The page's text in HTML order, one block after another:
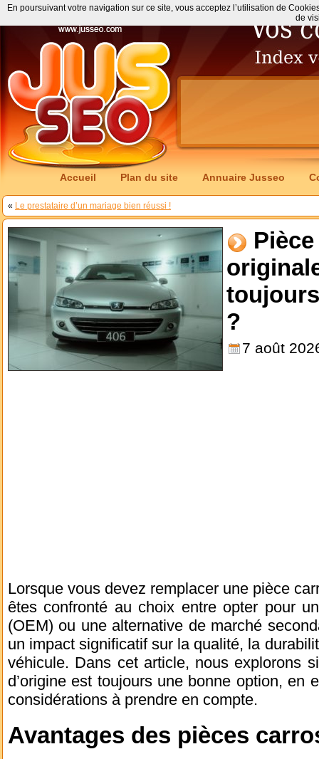
Accueil Plan du site Annuaire Jusseo
« Le prestataire d’un mariage bien réussi !
?
7 août
Lorsque vous devez remplacer une pièce
êtes confronté au choix entre opter pour
(OEM) ou une alternative de marché
un impact significatif sur la qualité, la
véhicule. Dans cet article, nous explorons
d’origine est toujours une bonne option, en
considérations à prendre en compte.
Avantages des pièces
En poursuivant votre navigation sur ce site, vous acceptez l’utilisation de
de